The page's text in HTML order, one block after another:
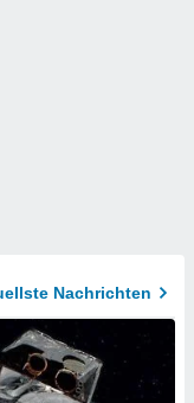
Nachrichten